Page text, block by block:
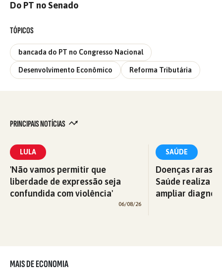
Do PT no Senado
TÓPICOS
bancada do PT no Congresso Nacional
Desenvolvimento Econômico Reforma Tributária
PRINCIPAIS NOTÍCIAS
LULA
'Não vamos permitir que
liberdade de expressão seja
confundida com violência'
06/08/26
SAÚDE
Doenças raras:
Saúde realiza
ampliar
MAIS DE ECONOMIA